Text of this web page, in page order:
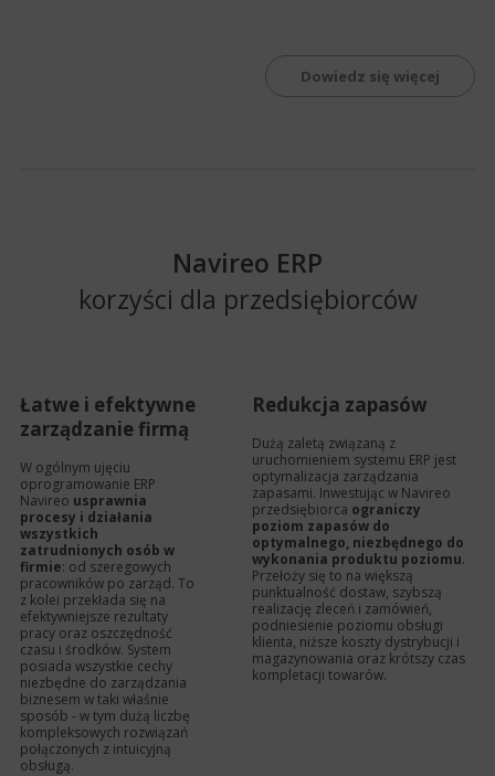
Dowiedz się więcej
Navireo ERP
korzyści dla przedsiębiorców
Łatwe i efektywne
zarządzanie firmą
W ogólnym ujęciu
oprogramowanie ERP
Navireo usprawnia
procesy i działania
wszystkich
zatrudnionych osób w
firmie: od szeregowych
pracowników po zarząd. To
z kolei przekłada się na
efektywniejsze rezultaty
pracy oraz oszczędność
czasu i środków. System
posiada wszystkie cechy
niezbędne do zarządzania
biznesem w taki właśnie
sposób - w tym dużą liczbę
kompleksowych rozwiązań
połączonych z intuicyjną
obsługą.
Redukcja zapasów
Dużą zaletą związaną z
uruchomieniem systemu ERP jest
optymalizacja zarządzania
zapasami. Inwestując w Navireo
przedsiębiorca ograniczy
poziom zapasów do
optymalnego, niezbędnego do
wykonania produktu poziomu.
Przełoży się to na większą
punktualność dostaw, szybszą
realizację zleceń i zamówień,
podniesienie poziomu obsługi
klienta, niższe koszty dystrybucji i
magazynowania oraz krótszy czas
kompletacji towarów.